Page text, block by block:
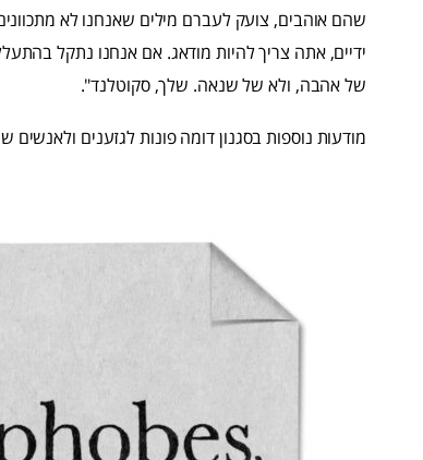
שהם אוהבים, צועק לעברם מילים שאנחנו לא
ידיים, אתה צריך להיות מודאג. אם אנחנו נתקל
של אהבה, ולא של שנאה. שלך, סקוטלנד".
מודעות נוספות בסגנון דומה פונות לגזענים